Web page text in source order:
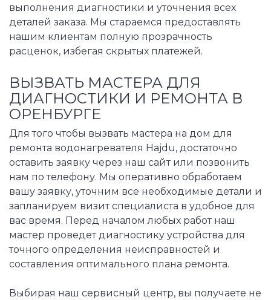
выполнения диагностики и уточнения всех
деталей заказа. Мы стараемся предоставлять
нашим клиентам полную прозрачность
расценок, избегая скрытых платежей.
ВЫЗВАТЬ МАСТЕРА ДЛЯ
ДИАГНОСТИКИ И РЕМОНТА В
ОРЕНБУРГЕ
Для того чтобы вызвать мастера на дом для
ремонта водонагревателя Hajdu, достаточно
оставить заявку через наш сайт или позвонить
нам по телефону. Мы оперативно обработаем
вашу заявку, уточним все необходимые детали и
запланируем визит специалиста в удобное для
вас время. Перед началом любых работ наш
мастер проведет диагностику устройства для
точного определения неисправностей и
составления оптимального плана ремонта.
Выбирая наш сервисный центр, вы получаете не